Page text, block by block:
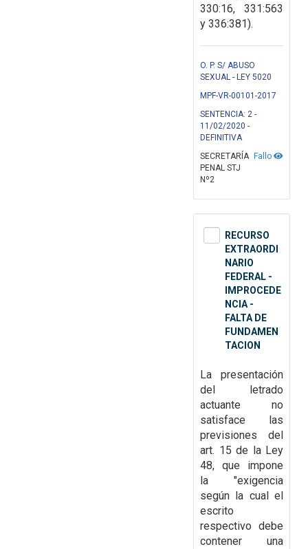
330:16, 331:563
y 336:381).
O. P. S/ ABUSO
SEXUAL - LEY 5020
MPF-VR-00101-2017
SENTENCIA: 2 -
11/02/2020 -
DEFINITIVA
Fallo
SECRETARÍA
PENAL STJ
Nº2
RECURSO
EXTRAORDI
NARIO
FEDERAL -
IMPROCEDE
NCIA -
FALTA DE
FUNDAMEN
TACION
La presentación
del letrado
actuante no
satisface las
previsiones del
art. 15 de la Ley
48, que impone
la "exigencia
según la cual el
escrito
respectivo debe
contener una